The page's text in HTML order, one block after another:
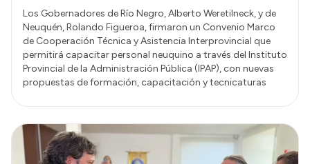
Intranet
Login
Los Gobernadores de Río Negro, Alberto Weretilneck, y de
Neuquén, Rolando Figueroa, firmaron un Convenio Marco
de Cooperación Técnica y Asistencia Interprovincial que
permitirá capacitar personal neuquino a través del Instituto
Provincial de la Administración Pública (IPAP), con nuevas
propuestas de formación, capacitación y tecnicaturas